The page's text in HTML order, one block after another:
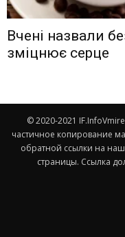
Вчені назвали
зміцнює серце
© 2020-2021
частичное копирование
обратной ссылки на
страницы. Ссылка